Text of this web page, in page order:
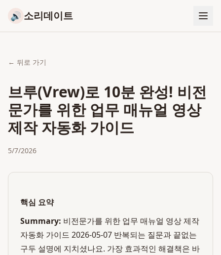
🔊 소리데이트
← 뒤로 가기
브루(Vrew)로 10분 완성! 비전
문가를 위한 업무 매뉴얼 영상
제작 자동화 가이드
5/7/2026
핵심 요약
Summary: 비전문가를 위한 업무 매뉴얼 영상 제작
자동화 가이드 2026-05-07 반복되는 질문과 끝없는
구두 설명에 지치셨나요. 가장 효과적인 해결책은 바